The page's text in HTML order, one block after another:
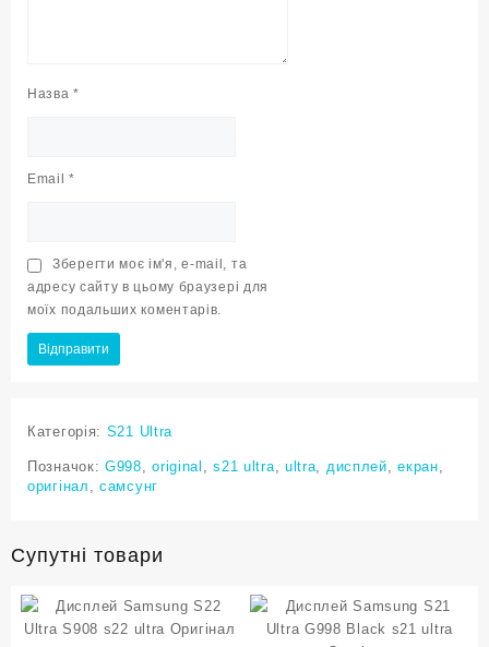
Назва*
Email*
Зберегти моє ім'я, e-mail, та
адресу сайту в цьому браузері для
моїх подальших коментарів.
Категорія: S21 Ultra
Позначок: G998 ,original ,s21 ultra ultra дисплей ,екран
оригінал
,самсунг
Супутні товари